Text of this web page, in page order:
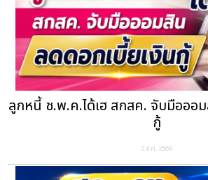
ลูกหนี้ ช.พ.ค.ได้เฮ สกสค. จับมือออ
กู้
2 ส.ค. 2569